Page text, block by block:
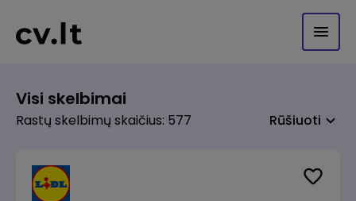
Visi skelbimai
Rastų skelbimų skaičius: 577 Rūšiuoti